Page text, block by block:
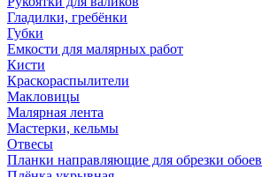
Гладилки, гребёнки
Губки
Емкости для малярных работ
Кисти
Краскораспылители
Макловицы
Малярная лента
Мастерки, кельмы
Отвесы
Планки направляющие для обрезки обоев